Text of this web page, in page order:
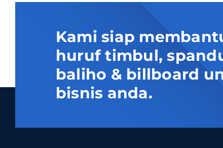
Kami siap
huruf timbul,
baliho & billboard
bisnis anda.